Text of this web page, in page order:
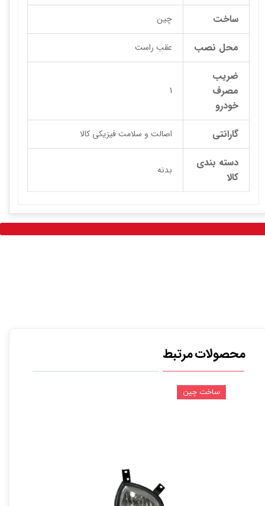
ساخت چین
محل نصب عقب راست
ضریب
مصرف
خودرو
1
گارانتی اصالت و سلامت فیزیکی کالا
دسته بندی
کالا
بدنه
محصولات مرتبط
ساخت چین